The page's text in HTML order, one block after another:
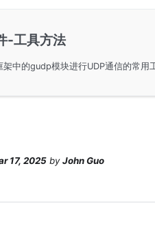
-工具方法
17, 2025 byJohn Guo